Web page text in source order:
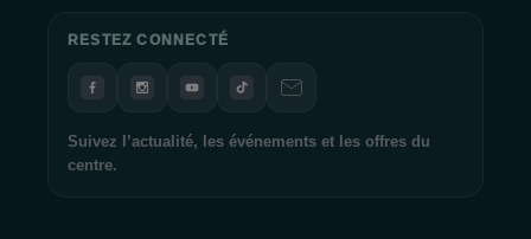
RESTEZ CONNECTÉ
Suivez l’actualité, les événements et les offres du
centre.